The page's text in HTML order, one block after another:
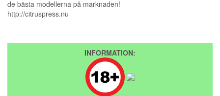
de bästa modellerna på marknaden!
http://citruspress.nu
INFORMATION: